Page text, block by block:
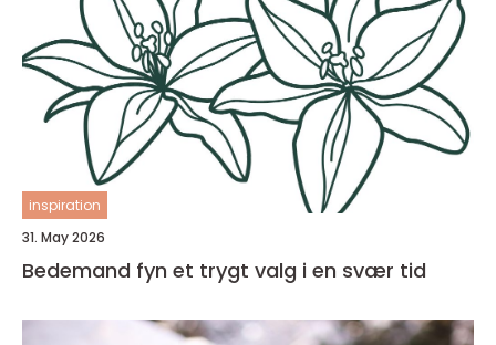
inspiration
31. May 2026
Bedemand fyn et trygt valg i en svær tid